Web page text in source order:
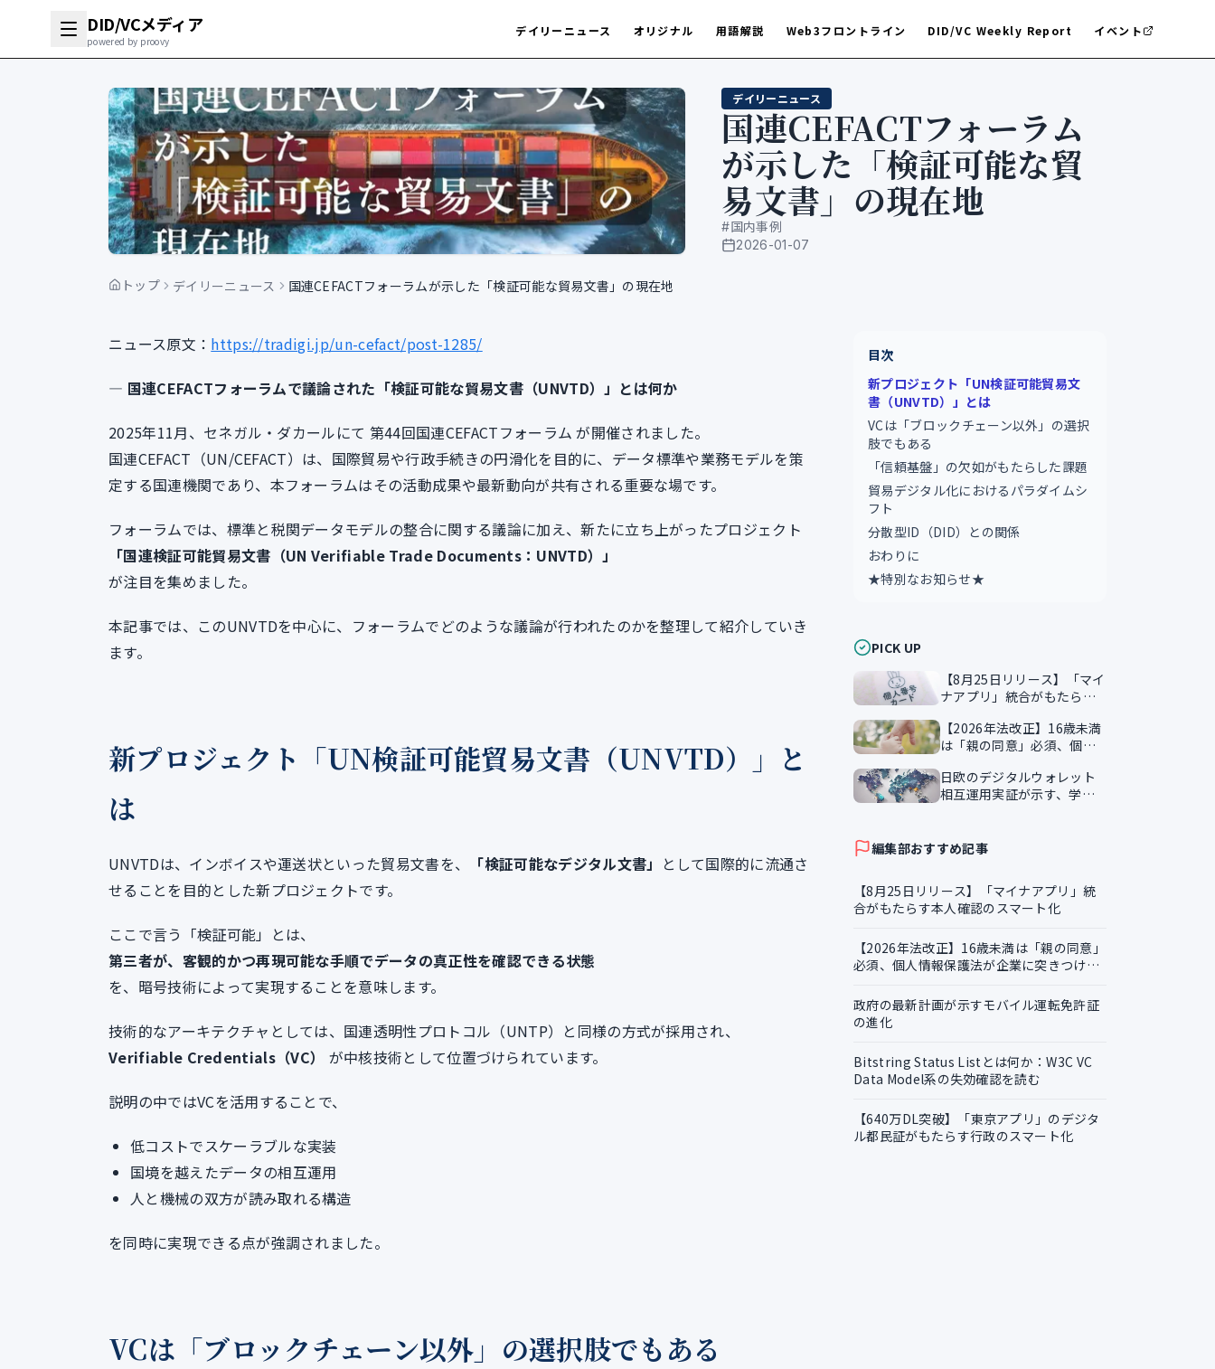
DID/VCメディア
powered by proovy
デイリーニュース オリジナル 用語解説 Web3フロントライン DID/VC Weekly Report イベント
デイリーニュース
国連CEFACTフォーラム
が示した「検証可能な貿
易文書」の現在地
#国内事例
公開日
2026-01-07
トップ デイリーニュース 国連CEFACTフォーラムが示した「検証可能な貿易文書」の現在地
ニュース原文： https://tradigi.jp/un-cefact/post-1285/
― 国連CEFACTフォーラムで議論された「検証可能な貿易文書（UNVTD）」とは何か
2025年11月、セネガル・ダカールにて 第44回国連CEFACTフォーラム が開催されました。
国連CEFACT（UN/CEFACT）は、国際貿易や行政手続きの円滑化を目的に、データ標準や業務モデルを策
定する国連機関であり、本フォーラムはその活動成果や最新動向が共有される重要な場です。
フォーラムでは、標準と税関データモデルの整合に関する議論に加え、新たに立ち上がったプロジェクト
「国連検証可能貿易文書（UN Verifiable Trade Documents：UNVTD）」
が注目を集めました。
本記事では、このUNVTDを中心に、フォーラムでどのような議論が行われたのかを整理して紹介していき
ます。
新プロジェクト「UN検証可能貿易文書（UNVTD）」と
は
UNVTDは、インボイスや運送状といった貿易文書を、 「検証可能なデジタル文書」 として国際的に流通さ
せることを目的とした新プロジェクトです。
ここで言う「検証可能」とは、
第三者が、客観的かつ再現可能な手順でデータの真正性を確認できる状態
を、暗号技術によって実現することを意味します。
技術的なアーキテクチャとしては、国連透明性プロトコル（UNTP）と同様の方式が採用され、
Verifiable Credentials（VC）
が中核技術として位置づけられています。
説明の中ではVCを活用することで、
低コストでスケーラブルな実装
国境を越えたデータの相互運用
人と機械の双方が読み取れる構造
を同時に実現できる点が強調されました。
VCは「ブロックチェーン以外」の選択肢でもある
目次
新プロジェクト「UN検証可能貿易文
書（UNVTD）」とは
VCは「ブロックチェーン以外」の選択
肢でもある
「信頼基盤」の欠如がもたらした課題
貿易デジタル化におけるパラダイムシ
フト
分散型ID（DID）との関係
おわりに
★特別なお知らせ★
PICK UP
【8月25日リリース】「マイ
ナアプリ」統合がもたらす
【2026年法改正】16歳未満
は「親の同意」必須、個人
ける実務課題
日欧のデジタルウォレット
相互運用実証が示す、学習
編集部おすすめ記事
【8月25日リリース】「マイナアプリ」統
合がもたらす本人確認のスマート化
【2026年法改正】16歳未満は「親の同意」
必須、個人情報保護法が企業に突きつける
政府の最新計画が示すモバイル運転免許証
の進化
Bitstring Status Listとは何か：W3C VC
Data Model系の失効確認を読む
【640万DL突破】「東京アプリ」のデジタ
ル都民証がもたらす行政のスマート化